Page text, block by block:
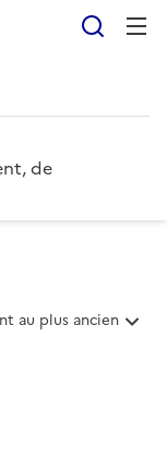
de
au plus ancien